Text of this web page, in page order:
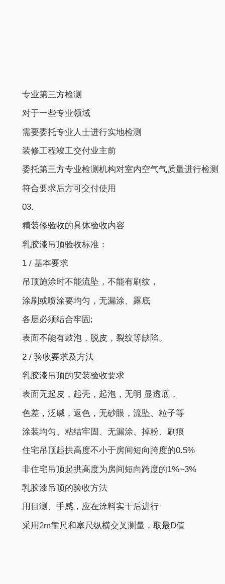
专业第三方检测
对于一些专业领域
需要委托专业人士进行实地检测
装修工程竣工交付业主前
委托第三方专业检测机构对室内空气气质量进行检测
符合要求后方可交付使用
03.
精装修验收的具体验收内容
乳胶漆吊顶验收标准：
1 / 基本要求
吊顶施涂时不能流坠，不能有刷纹，
涂刷或喷涂要均匀，无漏涂、露底
各层必须结合牢固;
表面不能有鼓泡，脱皮，裂纹等缺陷。
2 / 验收要求及方法
乳胶漆吊顶的安装验收要求
表面无起皮，起壳，起泡，无明 显透底，
色差，泛碱，返色，无砂眼，流坠、粒子等
涂装均匀、粘结牢固、无漏涂、掉粉、刷痕
住宅吊顶起拱高度不小于房间短向跨度的0.5%
非住宅吊顶起拱高度为房间短向跨度的1%~3%
乳胶漆吊顶的验收方法
用目测、手感，应在涂料实干后进行
采用2m靠尺和塞尺纵横交叉测量，取最D值